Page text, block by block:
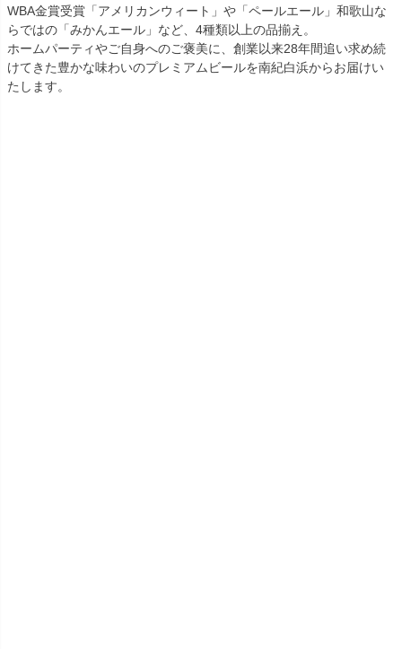
WBA金賞受賞「アメリカンウィート」や「ペールエール」和歌山な
らではの「みかんエール」など、4種類以上の品揃え。
ホームパーティやご自身へのご褒美に、創業以来28年間追い求め続
けてきた豊かな味わいのプレミアムビールを南紀白浜からお届けい
たします。